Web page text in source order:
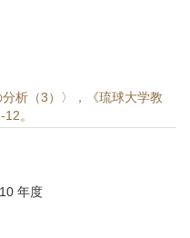
析（3）〉，《琉球大学教
。
年度